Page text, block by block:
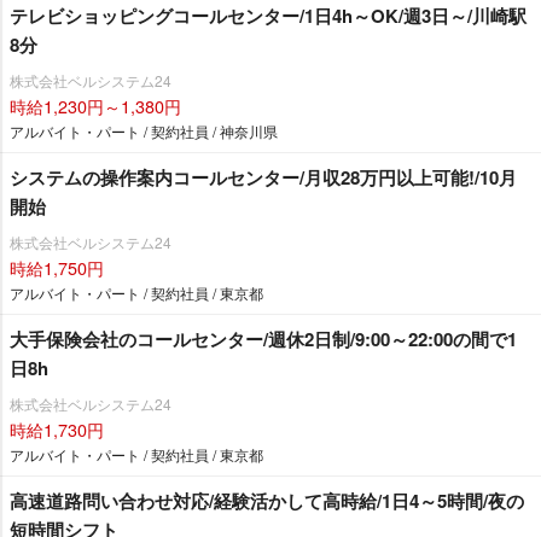
テレビショッピングコールセンター/1日4h～OK/週3日～/川崎駅
8分
株式会社ベルシステム24
時給1,230円～1,380円
アルバイト・パート / 契約社員 / 神奈川県
システムの操作案内コールセンター/月収28万円以上可能!/10月
開始
株式会社ベルシステム24
時給1,750円
アルバイト・パート / 契約社員 / 東京都
大手保険会社のコールセンター/週休2日制/9:00～22:00の間で1
日8h
株式会社ベルシステム24
時給1,730円
アルバイト・パート / 契約社員 / 東京都
高速道路問い合わせ対応/経験活かして高時給/1日4～5時間/夜の
短時間シフト